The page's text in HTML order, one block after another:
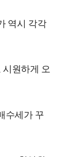
역시 각각
원하게 오
수세가 꾸